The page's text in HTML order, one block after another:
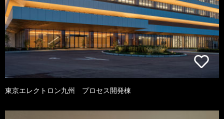
東京エレクトロン九州 プロセス開発棟